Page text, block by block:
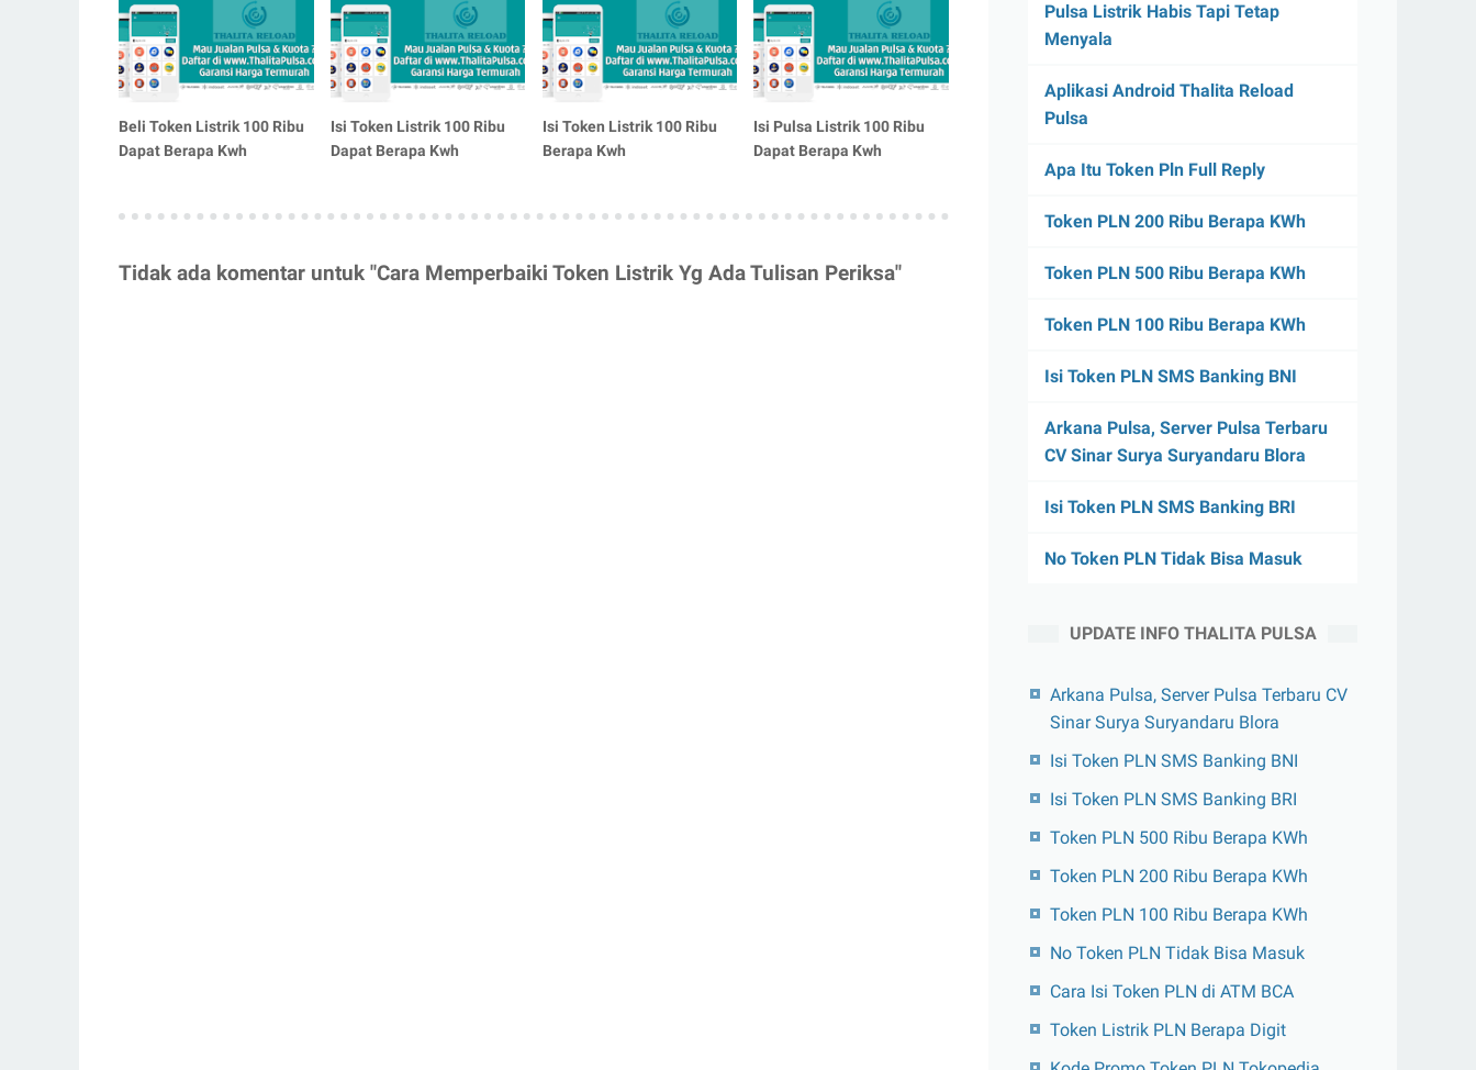
Beli Token Listrik 100 Ribu
Dapat Berapa Kwh
Isi Token Listrik 100 Ribu
Dapat Berapa Kwh
Isi Token Listrik 100 Ribu
Berapa Kwh
Isi Pulsa Listrik 100 Ribu
Dapat Berapa Kwh
Tidak ada komentar untuk "Cara Memperbaiki Token Listrik Yg Ada Tulisan Periksa"
Pulsa Listrik Habis Tapi Tetap
Menyala
Aplikasi Android Thalita Reload
Pulsa
Apa Itu Token Pln Full Reply
Token PLN 200 Ribu Berapa KWh
Token PLN 500 Ribu Berapa KWh
Token PLN 100 Ribu Berapa KWh
Isi Token PLN SMS Banking BNI
Arkana Pulsa, Server Pulsa Terbaru
CV Sinar Surya Suryandaru Blora
Isi Token PLN SMS Banking BRI
No Token PLN Tidak Bisa Masuk
UPDATE INFO THALITA PULSA
Arkana Pulsa, Server Pulsa Terbaru CV
Sinar Surya Suryandaru Blora
Isi Token PLN SMS Banking BNI
Isi Token PLN SMS Banking BRI
Token PLN 500 Ribu Berapa KWh
Token PLN 200 Ribu Berapa KWh
Token PLN 100 Ribu Berapa KWh
No Token PLN Tidak Bisa Masuk
Cara Isi Token PLN di ATM BCA
Token Listrik PLN Berapa Digit